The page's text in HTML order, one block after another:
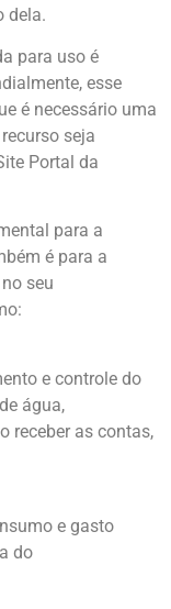
dela.
para uso é
esse
é necessário uma
seja
Portal da
para a
é para a
seu
e controle do
água,
receber as contas,
e gasto
do